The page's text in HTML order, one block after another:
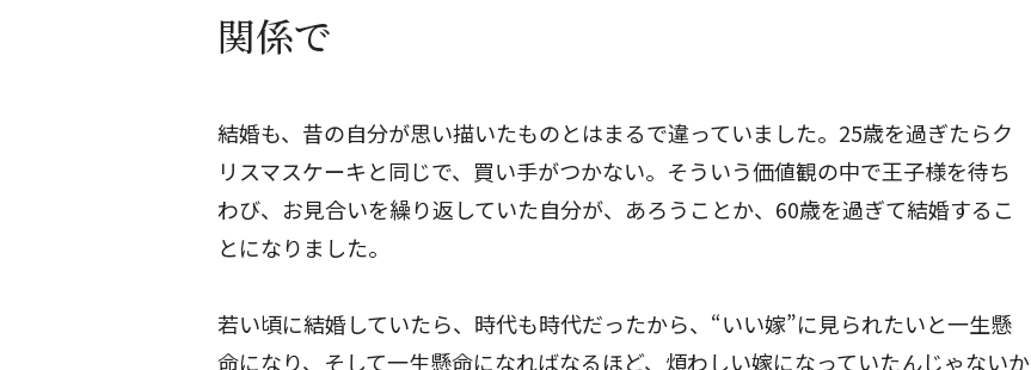
関係で
結婚も、昔の自分が思い描いたものとはまるで違っていました。25歳を過ぎたらク
リスマスケーキと同じで、買い手がつかない。そういう価値観の中で王子様を待ち
わび、お見合いを繰り返していた自分が、あろうことか、60歳を過ぎて結婚するこ
とになりました。
若い頃に結婚していたら、時代も時代だったから、“いい嫁”に見られたいと一生懸
命になり、そして一生懸命になればなるほど、煩わしい嫁になっていたんじゃないか